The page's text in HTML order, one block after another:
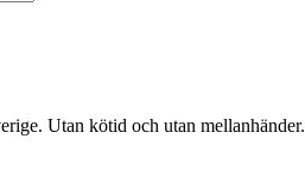
Utan kötid och utan mellanhänder.